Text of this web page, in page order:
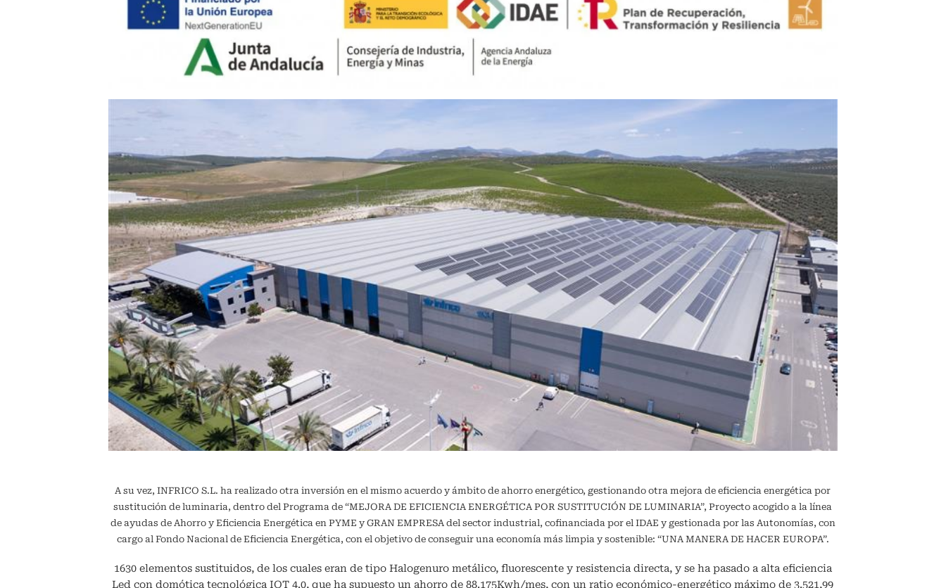
A su vez, INFRICO S.L. ha realizado otra inversión en el mismo acuerdo y ámbito de ahorro energético, gestionando otra mejora de eficiencia energética por
sustitución de luminaria, dentro del Programa de “MEJORA DE EFICIENCIA ENERGÉTICA POR SUSTITUCIÓN DE LUMINARIA”, Proyecto acogido a la línea
de ayudas de Ahorro y Eficiencia Energética en PYME y GRAN EMPRESA del sector industrial, cofinanciada por el IDAE y gestionada por las Autonomías, con
cargo al Fondo Nacional de Eficiencia Energética, con el objetivo de conseguir una economía más limpia y sostenible: “UNA MANERA DE HACER EUROPA”.
1630 elementos sustituidos, de los cuales eran de tipo Halogenuro metálico, fluorescente y resistencia directa, y se ha pasado a alta eficiencia
Led con domótica tecnológica IOT 4.0, que ha supuesto un ahorro de 88.175Kwh/mes, con un ratio económico-energético máximo de 3.521,99